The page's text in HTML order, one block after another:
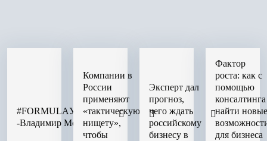
#FORMULAУСПЕХА
-Владимир Моженков
Компании в
России
применяют
«тактическую
нищету»,
чтобы
Эксперт дал
прогноз,
чего ждать
российскому
бизнесу в
Фактор
роста: как с
помощью
консалтинга
найти новые
для бизнеса